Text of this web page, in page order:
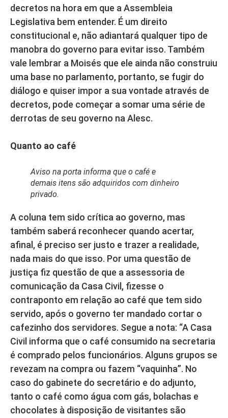
decretos na hora em que a Assembleia
Legislativa bem entender. É um direito
constitucional e, não adiantará qualquer tipo de
manobra do governo para evitar isso. Também
vale lembrar a Moisés que ele ainda não construiu
uma base no parlamento, portanto, se fugir do
diálogo e quiser impor a sua vontade através de
decretos, pode começar a somar uma série de
derrotas de seu governo na Alesc.
Quanto ao café
Aviso na porta informa que o café e
demais itens são adquiridos com dinheiro
privado.
A coluna tem sido crítica ao governo, mas
também saberá reconhecer quando acertar,
afinal, é preciso ser justo e trazer a realidade,
nada mais do que isso. Por uma questão de
justiça fiz questão de que a assessoria de
comunicação da Casa Civil, fizesse o
contraponto em relação ao café que tem sido
servido, após o governo ter mandado cortar o
cafezinho dos servidores. Segue a nota: “A Casa
Civil informa que o café consumido na secretaria
é comprado pelos funcionários. Alguns grupos se
revezam na compra ou fazem “vaquinha”. No
caso do gabinete do secretário e do adjunto,
tanto o café como água com gás, bolachas e
chocolates à disposição de visitantes são